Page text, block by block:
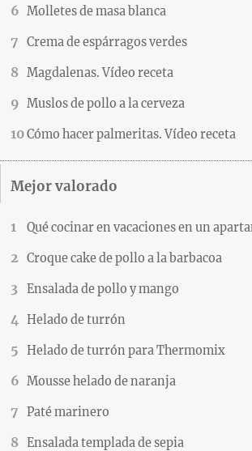
Molletes de masa blanca
Crema de espárragos verdes
Magdalenas. Vídeo receta
Muslos de pollo a la cerveza
Cómo hacer palmeritas. Vídeo receta
Mejor valorado
Qué cocinar en vacaciones en un
Croque cake de pollo a la barbacoa
Ensalada de pollo y mango
Helado de turrón
Helado de turrón para Thermomix
Mousse helado de naranja
Paté marinero
Ensalada templada de sepia